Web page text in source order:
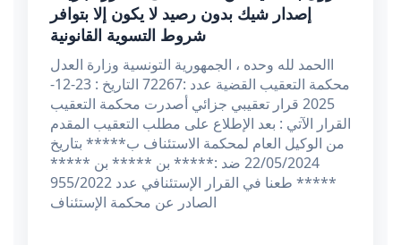
إصدار شيك بدون رصيد لا يكون إلا بتوافر
شروط التسوية القانونية
االحمد لله وحده ، الجمهورية التونسية وزارة العدل
محكمة التعقيب القضية عدد :72267 التاريخ : 23-12-
2025 قرار تعقيبي جزائي أصدرت محكمة التعقيب
القرار الآتي : بعد الإطلاع على مطلب التعقيب المقدم
من الوكيل العام لمحكمة الاستئناف ب***** بتاريخ
22/05/2024 ضد :***** بن ***** بن *****
***** طعنا في القرار الإستئنافي عدد 955/2022
الصادر عن محكمة الإستئناف